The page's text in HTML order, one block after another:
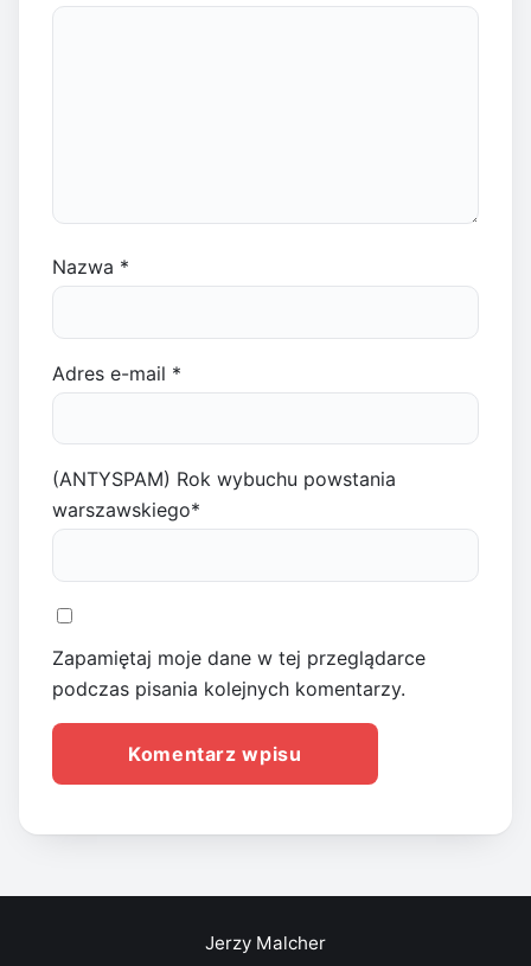
Nazwa *
Adres e-mail *
(ANTYSPAM) Rok wybuchu powstania
warszawskiego*
Zapamiętaj moje dane w tej przeglądarce
podczas pisania kolejnych komentarzy.
Jerzy Malcher